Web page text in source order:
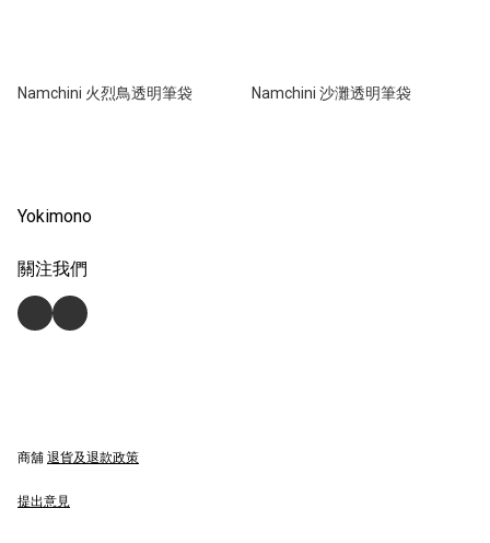
Namchini 火烈鳥透明筆袋 Namchini 沙灘透明筆袋
Yokimono
關注我們
商舖 退貨及退款政策
提出意見